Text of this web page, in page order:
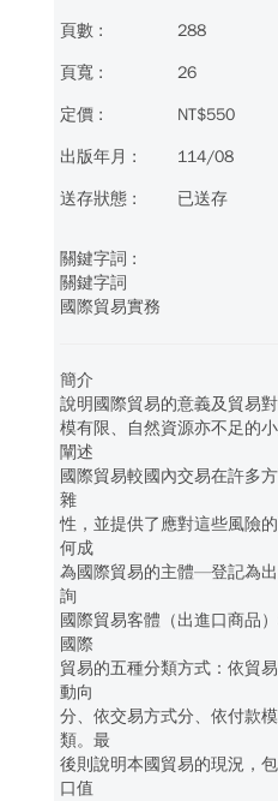
288
26
NT$550
114/08
已送存
關鍵字詞
國際貿易實務
簡介
說明國際貿易的意義及貿易
模有限、自然資源亦不足的
闡述
國際貿易較國內交易在許多
雜
性，並提供了應對這些風險
何成
為國際貿易的主體—登記為
詢
國際貿易客體（出進口商品
國際
貿易的五種分類方式：依貿
動向
分、依交易方式分、依付款
類。最
後則說明本國貿易的現況，
口值